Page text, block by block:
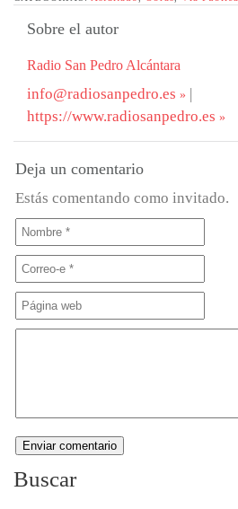
Sobre el autor
Radio San Pedro Alcántara
info@radiosanpedro.es
|
https://www.radiosanpedro.es
Deja un comentario
Estás comentando como invitado.
Buscar